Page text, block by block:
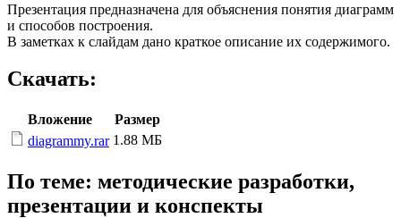
Презентация предназначена для объяснения понятия диаграмм
и способов построения.
В заметках к слайдам дано краткое описание их содержимого.
Скачать:
Вложение
Размер
diagrammy.rar 1.88 МБ
По теме: методические разработки,
презентации и конспекты